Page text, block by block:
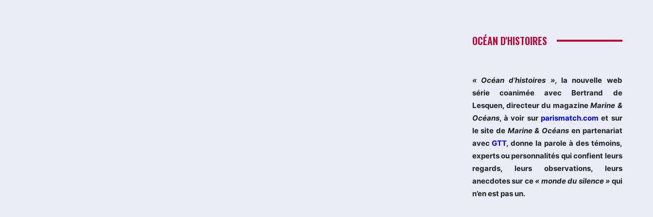
OCÉAN D'HISTOIRES
« Océan d’histoires », la nouvelle web
série coanimée avec Bertrand de
Lesquen, directeur du magazineMarine &
Océans, à voir sur parismatch.com et sur
le site de Marine & Océans en partenariat
avecGTT, donne la parole à des témoins,
experts ou personnalités qui confient leurs
regards, leurs observations, leurs
anecdotes sur ce « monde du silence » qui
n’en est pas un.